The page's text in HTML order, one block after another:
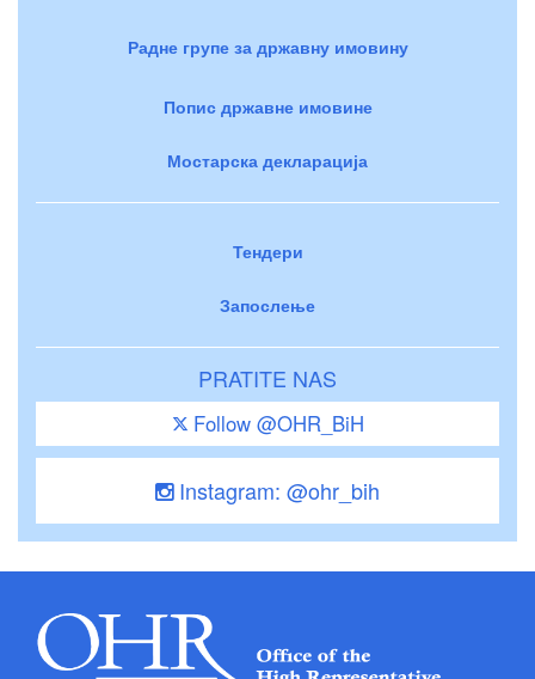
Радне групе за државну имовину
Попис државне имовине
Мостарска декларација
Тендери
Запослење
PRATITE NAS
Follow @OHR_BiH
Instagram: @ohr_bih